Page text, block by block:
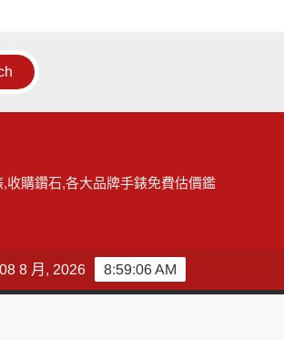
收購鑽石,各大品牌手錶免費估價鑑
8:59:06 AM
8 月, 2026